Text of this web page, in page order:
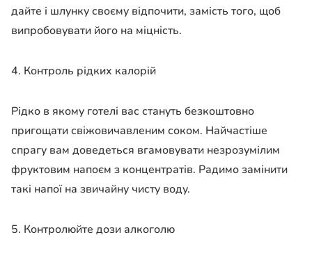
дайте і шлунку своєму відпочити, замість того, щоб
випробовувати його на міцність.
4. Контроль рідких калорій
Рідко в якому готелі вас стануть безкоштовно
пригощати свіжовичавленим соком. Найчастіше
спрагу вам доведеться вгамовувати незрозумілим
фруктовим напоєм з концентратів. Радимо замінити
такі напої на звичайну чисту воду.
5. Контролюйте дози алкоголю